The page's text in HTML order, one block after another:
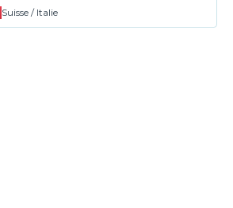
Suisse / Italie